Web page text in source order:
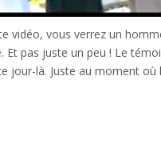
vidéo, vous verrez un
Et pas juste un peu ! Le
jour-là. Juste au moment où